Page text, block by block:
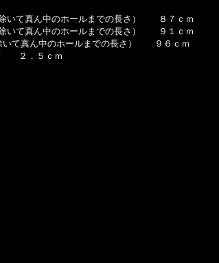
いて真ん中のホールまでの長さ） ８７ｃｍ
いて真ん中のホールまでの長さ） ９１ｃｍ
いて真ん中のホールまでの長さ） ９６ｃｍ
２．５ｃｍ